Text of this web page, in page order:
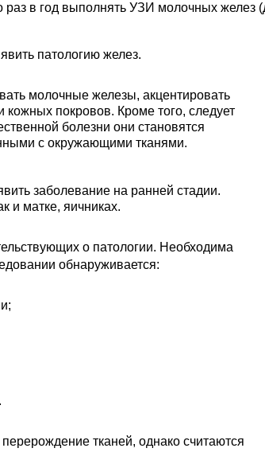
раз в год выполнять УЗИ молочных желез
патологию желез.
молочные железы, акцентировать
кожных покровов. Кроме того, следует
болезни они становятся
с окружающими тканями.
заболевание на ранней стадии.
и матке, яичниках.
о патологии. Необходима
обнаруживается:
тканей, однако считаются